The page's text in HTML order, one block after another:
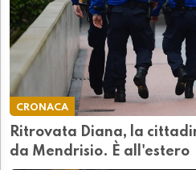
CRONACA
Ritrovata Diana, la
da Mendrisio. È all'estero